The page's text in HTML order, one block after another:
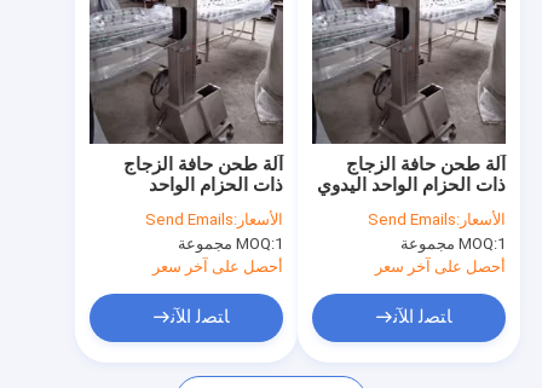
حول بنا
جولة في المعمل
ضبط الجودة
اتصل بنا
طلب اقتباس
الزجاج العازل الرأسي / آلة الزجاج المزدوج
آلة طحن حافة الزجاج
ذات الحزام الواحد
الأسعار:Send Emails
MOQ:1 مجموعة
أحصل على آخر سعر
ﺎﺘﺼﻟ ﺍﻶﻧ
آلة طحن حافة الزجاج
ذات الحزام الواحد اليدوي
الأسعار:Send Emails
MOQ:1 مجموعة
أحصل على آخر سعر
ﺎﺘﺼﻟ ﺍﻶﻧ